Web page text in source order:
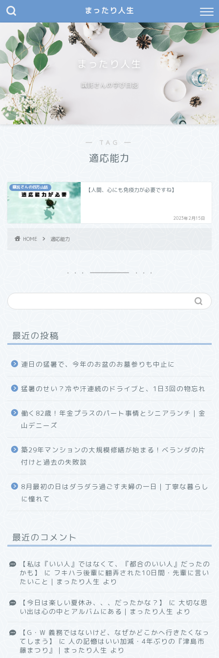
まったり人生
まったり人生
嘱託さんの学び日記
― TAG ―
適応能力
嘱託さんの四方山話 【人間、心にも免疫力が必要ですね】
2023年2月15日
HOME 適応能力
最近の投稿
連日の猛暑で、今年のお盆のお墓参りも中止に
猛暑のせい？冷や汗連続のドライブと、1日3回の物忘れ
働く82歳！年金プラスのパート事情とシニアランチ｜金
山デニーズ
築29年マンションの大規模修繕が始まる！ベランダの片
付けと過去の失敗談
8月最初の日はダラダラ過ごす夫婦の一日｜丁寧な暮らし
に憧れて
最近のコメント
【私は『いい人』ではなくて、『都合のいい人』だったの
かも】
に フキハラ後輩に翻弄された10日間・先輩に言い
たいこと｜まったり人生 より
【今日は楽しい夏休み、、、だったかな？】 に 大切な思
い出は心の中とアルバムにある｜まったり人生 より
【G・W 義務ではないけど、なぜかどこかへ行きたくなっ
てしまう】
に 人の記憶はいい加減・4年ぶりの『津島市
藤まつり』｜まったり人生 より